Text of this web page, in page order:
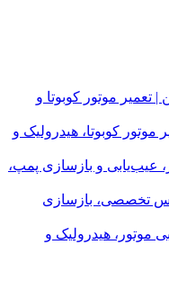
تعمیر موتور کوبوتا و
موتور کوبوتا، هیدرولیک و
عیب‌یابی و بازسازی پمپ،
تخصصی، بازسازی
موتور، هیدرولیک و